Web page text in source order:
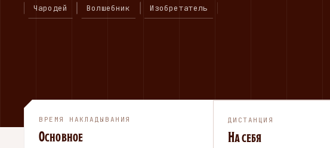
Чародей Волшебник Изобретатель
ВРЕМЯ НАКЛАДЫВАНИЯ
Основное
ДИСТАНЦИЯ
На себя